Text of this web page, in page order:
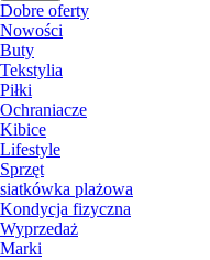
Dobre oferty
Nowości
Buty
Tekstylia
Piłki
Ochraniacze
Kibice
Lifestyle
Sprzęt
siatkówka plażowa
Kondycja fizyczna
Wyprzedaż
Marki